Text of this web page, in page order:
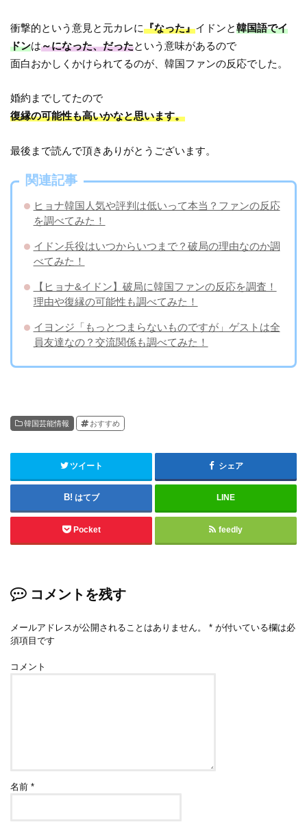
衝撃的という意見と元カレに『なった』イドンと韓国語でイ
ドンは～になった、だったという意味があるので
面白おかしくかけられてるのが、韓国ファンの反応でした。
婚約までしてたので
復縁の可能性も高いかなと思います。
最後まで読んで頂きありがとうございます。
関連記事
ヒョナ韓国人気や評判は低いって本当？ファンの反応
を調べてみた！
イドン兵役はいつからいつまで？破局の理由なのか調
べてみた！
【ヒョナ&イドン】破局に韓国ファンの反応を調査！
理由や復縁の可能性も調べてみた！
イヨンジ「もっとつまらないものですが」ゲストは全
員友達なの？交流関係も調べてみた！
韓国芸能情報 おすすめ
ツイート シェア
はてブ LINE
Pocket feedly
コメントを残す
メールアドレスが公開されることはありません。 * が付いている欄は必
須項目です
コメント
名前*